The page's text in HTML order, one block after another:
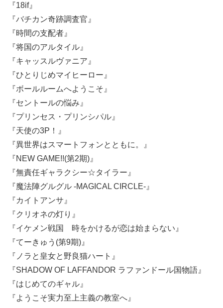
『18if』
『バチカン奇跡調査官』
『時間の支配者』
『将国のアルタイル』
『キャッスルヴァニア』
『ひとりじめマイヒーロー』
『ボールルームへようこそ』
『セントールの悩み』
『プリンセス・プリンシパル』
『天使の3P！』
『異世界はスマートフォンとともに。』
『NEW GAME!!(第2期)』
『無責任ギャラクシー☆タイラー』
『魔法陣グルグル -MAGICAL CIRCLE-』
『カイトアンサ』
『クリオネの灯り』
『イケメン戦国 時をかけるが恋は始まらない』
『てーきゅう(第9期)』
『ノラと皇女と野良猫ハート』
『SHADOW OF LAFFANDOR ラファンドール国物語』
『はじめてのギャル』
『ようこそ実力至上主義の教室へ』